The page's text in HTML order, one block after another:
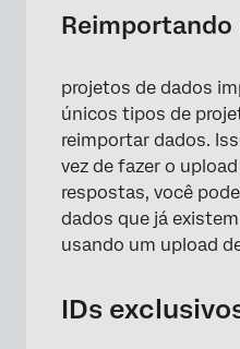
Reimportando
projetos de dados
únicos tipos de
reimportar dados.
vez de fazer o
respostas, você
dados que já
usando um upload
IDs